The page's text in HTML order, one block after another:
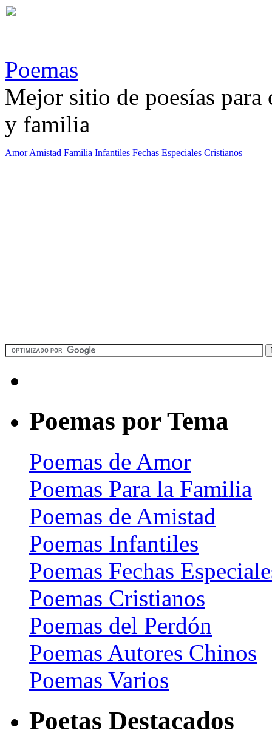
Poemas
Mejor sitio de poesías
y familia
Amor Amistad Familia Infantiles Fechas Especiales Cristianos
Poemas por Tema
Poemas de Amor
Poemas Para la Familia
Poemas de Amistad
Poemas Infantiles
Poemas Fechas
Poemas Cristianos
Poemas del Perdón
Poemas Autores Chinos
Poemas Varios
Poetas Destacados